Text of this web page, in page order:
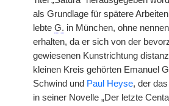
als Grundlage für spätere
lebte G. in München, ohne
erhalten, da er sich von der
gewiesenen Kunstrichtung
kleinen Kreis gehörten Emanuel
Schwind und Paul Heyse, der
in seiner Novelle „Der letzte